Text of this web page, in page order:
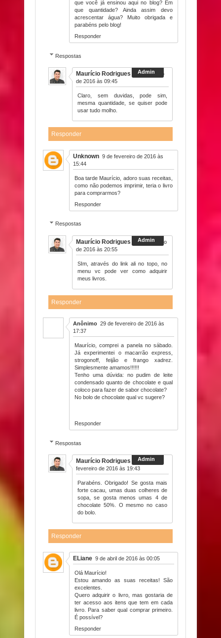
que você já ensinou aqui no blog? Em
que quantidade? Ainda assim devo
acrescentar água? Muito obrigada e
parabéns pelo blog!
Responder
Respostas
Maurício Rodrigues
18 de janeiro
de 2016 às 09:45
Claro, sem duvidas, pode sim,
mesma quantidade, se quiser pode
usar tudo molho.
Responder
Unknown 9 de fevereiro de 2016 às
15:44
Boa tarde Maurício, adoro suas receitas,
como não podemos imprimir, teria o livro
para comprarmos?
Responder
Respostas
Maurício Rodrigues
9 de fevereiro
de 2016 às 20:55
SIm, através do link ali no topo, no
menu vc pode ver como adquirir
meus livros.
Responder
Anônimo 29 de fevereiro de 2016 às
17:37
Maurício, comprei a panela no sábado.
Já experimentei o macarrão express,
strogonoff, feijão e frango xadrez.
Simplesmente amamos!!!!!!
Tenho uma dúvida: no pudim de leite
condensado quanto de chocolate e qual
coloco para fazer de sabor chocolate?
No bolo de chocolate qual vc sugere?
Responder
Respostas
Maurício Rodrigues
29 de
fevereiro de 2016 às 19:43
Parabéns. Obrigado! Se gosta mais
forte cacau, umas duas colheres de
sopa, se gosta menos umas 4 de
chocolate 50%. O mesmo no caso
do bolo.
Responder
ELiane 9 de abril de 2016 às 00:05
Olá Maurício!
Estou amando as suas receitas! São
excelentes.
Quero adquirir o livro, mas gostaria de
ter acesso aos itens que tem em cada
livro. Para saber qual comprar primeiro.
É possível?
Responder